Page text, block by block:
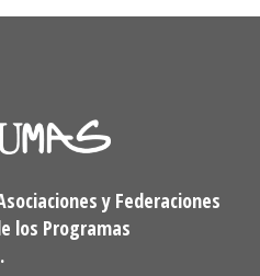
y Federaciones
los Programas